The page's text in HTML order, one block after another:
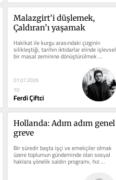
Malazgirt’i düşlemek,
Çaldıran’ı yaşamak
Hakikat ile kurgu arasındaki çizginin
silikleştiği, tarihin iktidarlar elinde işlevsel
bir masal zeminine dönüştürülmek
01.07.2026
10
Ferdi Çiftci
Hollanda: Adım adım genel
greve
Bir süredir başta işçi ve emekçiler olmak
üzere toplumun gündeminde olan sosyal
haklara yönelik saldırı programı, hız
kesmeden ve kapsamı...